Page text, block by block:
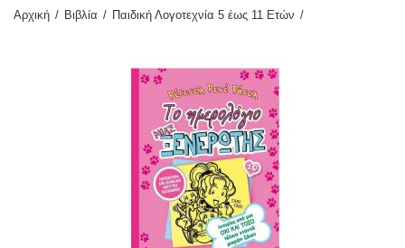
Αρχική / Βιβλία / Παιδική Λογοτεχνία 5 έως 11 Ετών /